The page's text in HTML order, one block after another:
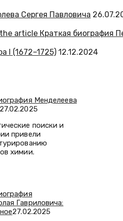
Сергея Павловича
I (1672–1725) 12.12.2024
Менделеева
поиски и
привели
химии.
Гавриловича:
27.02.2025